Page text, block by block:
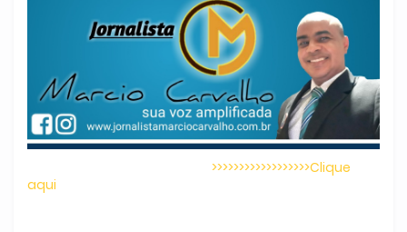
>>>>>>>>>>>>>>>>>>Clique
aqui